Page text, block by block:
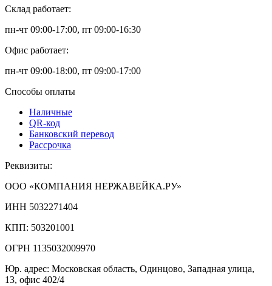
Склад работает:
пн-чт 09:00-17:00, пт 09:00-16:30
Офис работает:
пн-чт 09:00-18:00, пт 09:00-17:00
Способы оплаты
Наличные
QR-код
Банковский перевод
Рассрочка
Реквизиты:
ООО «КОМПАНИЯ НЕРЖАВЕЙКА.РУ»
ИНН 5032271404
КПП: 503201001
ОГРН 1135032009970
Юр. адрес: Московская область, Одинцово, Западная улица,
13, офис 402/4